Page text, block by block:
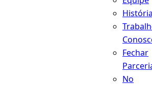
História
Fechar
No